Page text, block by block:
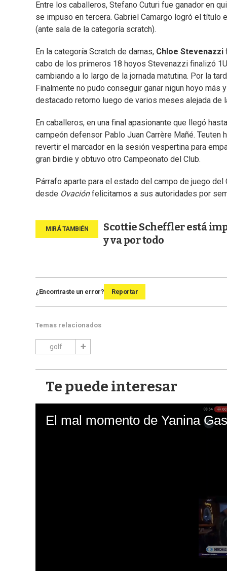
Entre los caballeros, Stefano Cuturi fue ganador en
se impuso en tercera. Gabriel Camargo logró el título
(ante sala de la categoría scratch).
En la categoría Scratch de damas, Chloe Stevenazzi
cabo de los primeros 18 hoyos Stevenazzi finalizó
cambiando a lo largo de la jornada matutina. Por la
Finalmente no pudo conseguir ganar nigun hoyo
destacado retorno luego de varios meses alejada de
En caballeros, en una final apasionante que llegó
campeón defensor Pablo Juan Carrère Mañé.
revertir el marcador en la sesión vespertina para
gran birdie y obtuvo otro Campeonato del Club.
Párrafo aparte para el estado del campo de juego
desde Ovaciónfelicitamos a sus autoridades por
Scottie Scheffler está
y va por todo
¿Encontraste un error? Reportar
Temas relacionados
golf
Te puede interesar